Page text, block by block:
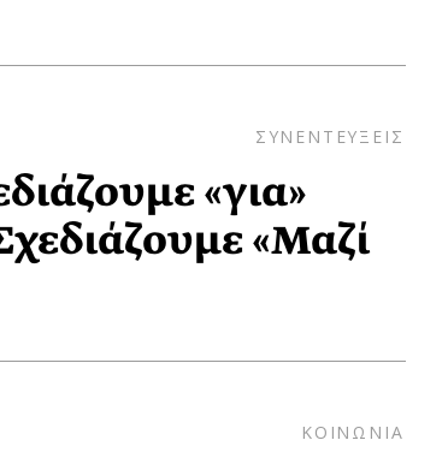
ΣΥΝΕΝΤΕΥΞΕΙΣ
«για»
«Μαζί
ΚΟΙΝΩΝΙΑ